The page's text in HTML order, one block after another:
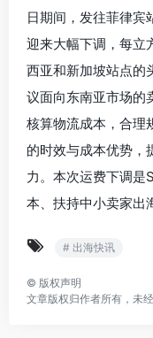
日期间，发往菲律宾
迎来大幅下调，每立
西亚和新加坡站点的
议面向东南亚市场的
核算物流成本，合理
的时效与成本优势，
力。本次运费下调
本、扶持中小卖家出
# 出海快讯
© 版权声明
文章版权归作者所有，未